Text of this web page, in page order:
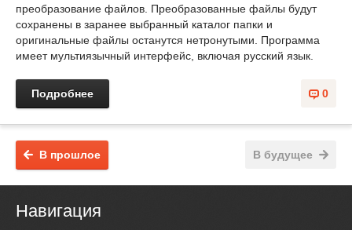
преобразование файлов. Преобразованные файлы будут
сохранены в заранее выбранный каталог папки и
оригинальные файлы останутся нетронутыми. Программа
имеет мультиязычный интерфейс, включая русский язык.
0
Подробнее
В будущее
В прошлое
Навигация